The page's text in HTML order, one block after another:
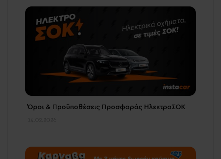
Όροι & Προϋποθέσεις Προσφοράς ΗλεκτροΣΟΚ
14.02.2026